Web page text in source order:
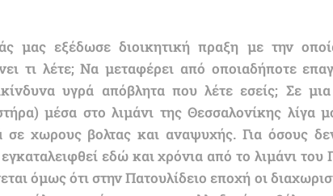
μας εξέδωσε διοικητική πραξη με την
τι λέτε; Να μεταφέρει από οποιαδήποτε
υγρά απόβλητα που λέτε εσείς; Σε
μέσα στο λιμάνι της Θεσσαλονίκης λίγα
σε χωρους βολτας και αναψυχής. Για όσους
εδώ και χρόνια από το λιμάνι του
όμως ότι στην Πατουλίδειο εποχή οι